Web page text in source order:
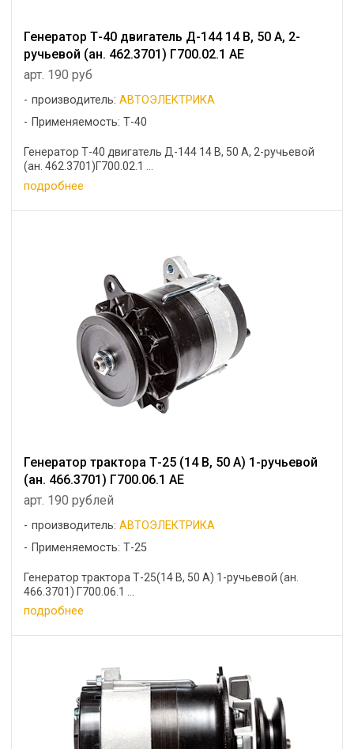
Генератор Т-40 двигатель Д-144 14 В, 50 А, 2-
ручьевой (ан. 462.3701) Г700.02.1 AE
арт. 190 руб
производитель:АВТОЭЛЕКТРИКА
Применяемость: Т-40
Генератор Т-40 двигатель Д-144 14 В, 50 А, 2-ручьевой
(ан. 462.3701)Г700.02.1 ...
подробнее
Генератор трактора Т-25 (14 В, 50 А) 1-ручьевой
(ан. 466.3701) Г700.06.1 AE
арт. 190 рублей
производитель:АВТОЭЛЕКТРИКА
Применяемость: Т-25
Генератор трактора Т-25(14 В, 50 А) 1-ручьевой (ан.
466.3701) Г700.06.1 ...
подробнее